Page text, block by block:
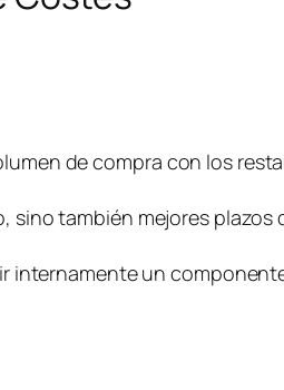
de compra con los
también mejores
internamente un